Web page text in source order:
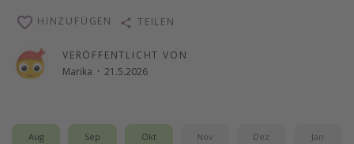
Roadtrips
Wochenendtrip
Singlereisen
Gruppenreisen
VERÖFFENTLICHT VON
Marika · 21.5.2026
HINZUFÜGEN TEILEN
Aug Sep Okt Nov Dez Jan